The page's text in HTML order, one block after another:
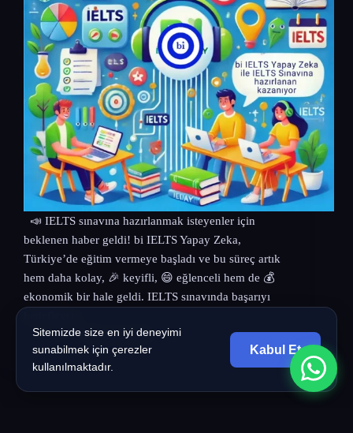
📣 IELTS sınavına hazırlanmak isteyenler için
beklenen haber geldi! bi IELTS Yapay Zeka,
Türkiye’de eğitim vermeye başladı ve bu süreç artık
hem daha kolay, 🎉 keyifli, 😄 eğlenceli hem de 💰
ekonomik bir hale geldi. IELTS sınavında başarıyı
bi 10 Ocak 2025
Sitemizde size en iyi deneyimi
sunabilmek için çerezler
kullanılmaktadır.
Kabul Et